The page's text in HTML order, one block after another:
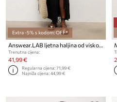
Extra -5% s kodom: OFF*
Trenutna cijena:
41,99 €
Regularna cijena:71,99 €
Najniža cijena:44,99 €